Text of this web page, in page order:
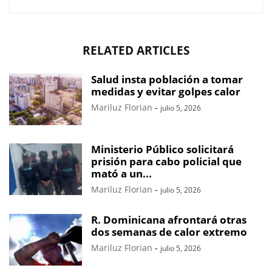
RELATED ARTICLES
Salud insta población a tomar
medidas y evitar golpes calor
Mariluz Florian - julio 5, 2026
Ministerio Público solicitará
prisión para cabo policial que
mató a un...
Mariluz Florian - julio 5, 2026
R. Dominicana afrontará otras
dos semanas de calor extremo
Mariluz Florian - julio 5, 2026